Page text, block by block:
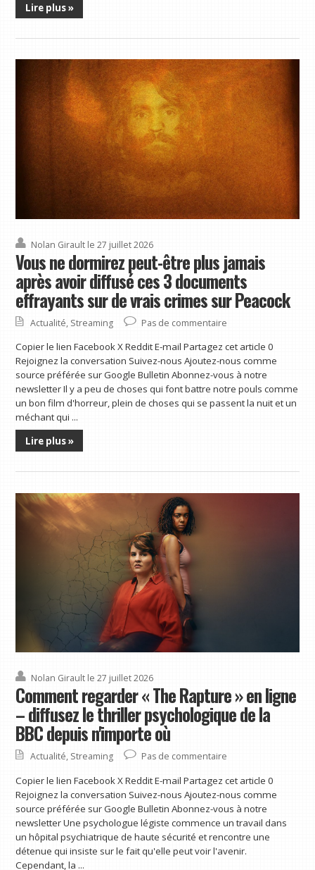
Lire plus »
Nolan Girault le 27 juillet 2026
Vous ne dormirez peut-être plus jamais
après avoir diffusé ces 3 documents
effrayants sur de vrais crimes sur Peacock
Actualité, Streaming Pas de commentaire
Copier le lien Facebook X Reddit E-mail Partagez cet article 0
Rejoignez la conversation Suivez-nous Ajoutez-nous comme
source préférée sur Google Bulletin Abonnez-vous à notre
newsletter Il y a peu de choses qui font battre notre pouls comme
un bon film d'horreur, plein de choses qui se passent la nuit et un
méchant qui ...
Lire plus »
Nolan Girault le 27 juillet 2026
Comment regarder « The Rapture » en ligne
– diffusez le thriller psychologique de la
BBC depuis n'importe où
Actualité, Streaming Pas de commentaire
Copier le lien Facebook X Reddit E-mail Partagez cet article 0
Rejoignez la conversation Suivez-nous Ajoutez-nous comme
source préférée sur Google Bulletin Abonnez-vous à notre
newsletter Une psychologue légiste commence un travail dans
un hôpital psychiatrique de haute sécurité et rencontre une
détenue qui insiste sur le fait qu'elle peut voir l'avenir.
Cependant, la ...